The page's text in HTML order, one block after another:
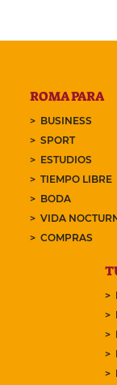
ROMA PARA
BUSINESS
SPORT
ESTUDIOS
TIEMPO LIBRE
BODA
VIDA
COMPRAS